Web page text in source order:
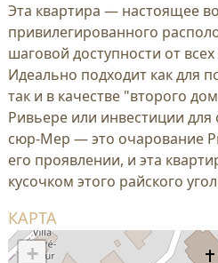
Эта квартира — настоящее
привилегированного
шаговой доступности от
Идеально подходит как для
так и в качестве "второго
Ривьере или инвестиции для
сюр-Мер — это очарование
его проявлении, и эта
кусочком этого райского
КАРТА
+